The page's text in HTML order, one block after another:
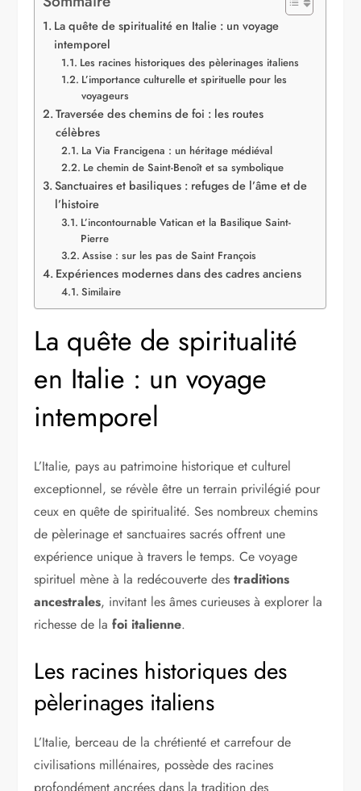
La quête de spiritualité en Italie : un voyage
intemporel
Les racines historiques des pèlerinages italiens
L’importance culturelle et spirituelle pour les
voyageurs
Traversée des chemins de foi : les routes
célèbres
La Via Francigena : un héritage médiéval
Le chemin de Saint-Benoît et sa symbolique
Sanctuaires et basiliques : refuges de l’âme et de
l’histoire
L’incontournable Vatican et la Basilique Saint-
Pierre
Assise : sur les pas de Saint François
Expériences modernes dans des cadres anciens
Similaire
La quête de spiritualité
en Italie : un voyage
intemporel
L’Italie, pays au patrimoine historique et culturel
exceptionnel, se révèle être un terrain privilégié pour
ceux en quête de spiritualité. Ses nombreux chemins
de pèlerinage et sanctuaires sacrés offrent une
expérience unique à travers le temps. Ce voyage
spirituel mène à la redécouverte destraditions
ancestrales, invitant les âmes curieuses à explorer la
richesse de lafoi italienne.
Les racines historiques des
pèlerinages italiens
L’Italie, berceau de la chrétienté et carrefour de
civilisations millénaires, possède des racines
profondément ancrées dans la tradition des